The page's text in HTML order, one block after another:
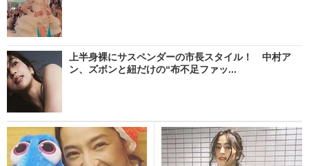
上半身裸にサスペンダーの市長スタイル！ 中村ア
ン、ズボンと紐だけの“布不足ファッ...